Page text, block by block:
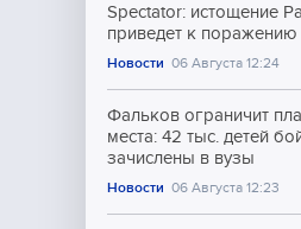
Spectator: истощение
приведет к поражению
Новости 06 Августа 12:24
Фальков ограничит
места: 42 тыс. детей
зачислены в вузы
Новости 06 Августа 12:23